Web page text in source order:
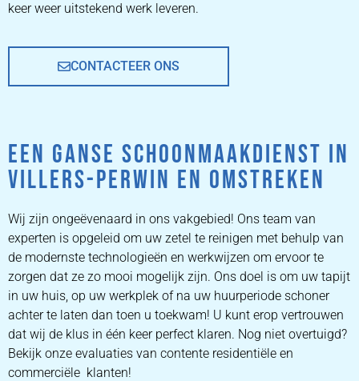
keer weer uitstekend werk leveren.
CONTACTEER ONS
EEN GANSE SCHOONMAAKDIENST IN
VILLERS-PERWIN EN OMSTREKEN
Wij zijn ongeëvenaard in ons vakgebied! Ons team van
experten is opgeleid om uw zetel te reinigen met behulp van
de modernste technologieën en werkwijzen om ervoor te
zorgen dat ze zo mooi mogelijk zijn. Ons doel is om uw tapijt
in uw huis, op uw werkplek of na uw huurperiode schoner
achter te laten dan toen u toekwam! U kunt erop vertrouwen
dat wij de klus in één keer perfect klaren. Nog niet overtuigd?
Bekijk onze evaluaties van contente residentiële en
commerciële klanten!